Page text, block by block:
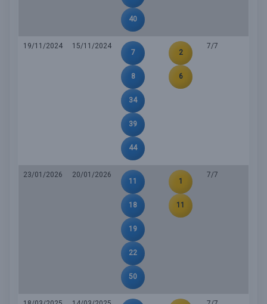
40
19/11/2024
15/11/2024
7
8
34
39
44
2
6
7/7
23/01/2026
20/01/2026
11
18
19
22
50
1
11
7/7